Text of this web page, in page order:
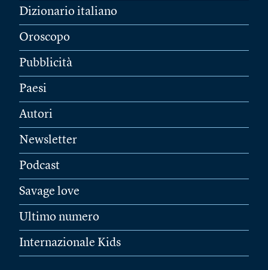
Dizionario italiano
Oroscopo
Pubblicità
Paesi
Autori
Newsletter
Podcast
Savage love
Ultimo numero
Internazionale Kids